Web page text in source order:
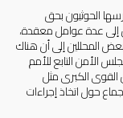
الحوثيون بحق
إلى عدة عوامل معقدة،
بعض المحللين إلى أن هناك
الأمن التابع للأمم
القوى الكبرى مثل
حول اتخاذ إجراءات